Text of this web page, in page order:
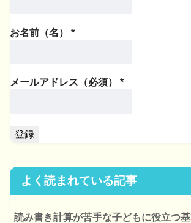
お名前（名） *
メールアドレス（必須） *
よく読まれている記事
読み書き計算が苦手な子どもに役立つ